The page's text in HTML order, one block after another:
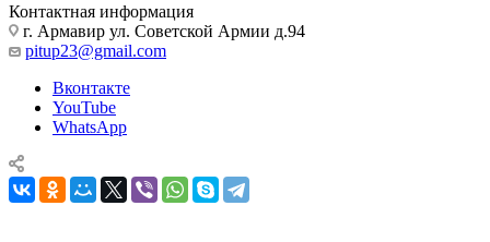
Контактная информация
г. Армавир ул. Советской Армии д.94
pitup23@gmail.com
Вконтакте
YouTube
WhatsApp